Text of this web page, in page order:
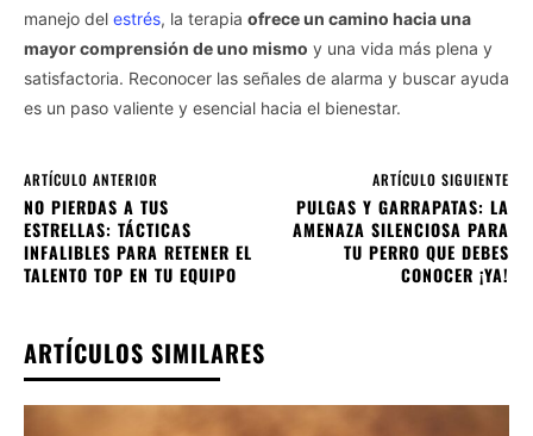
manejo del estrés, la terapia ofrece un camino hacia una
mayor comprensión de uno mismo y una vida más plena y
satisfactoria. Reconocer las señales de alarma y buscar ayuda
es un paso valiente y esencial hacia el bienestar.
ARTÍCULO ANTERIOR
NO PIERDAS A TUS
ESTRELLAS: TÁCTICAS
INFALIBLES PARA RETENER EL
TALENTO TOP EN TU EQUIPO
ARTÍCULO SIGUIENTE
PULGAS Y GARRAPATAS: LA
AMENAZA SILENCIOSA PARA
TU PERRO QUE DEBES
CONOCER ¡YA!
ARTÍCULOS SIMILARES